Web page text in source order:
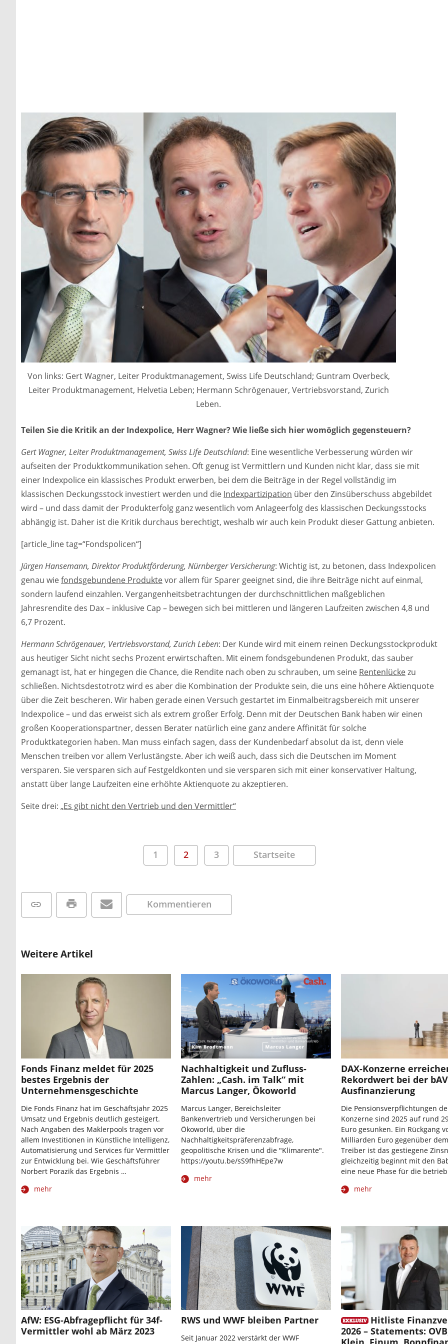
Von links: Gert Wagner, Leiter Produktmanagement, Swiss Life Deutschland; Guntram Overbeck,
Leiter Produktmanagement, Helvetia Leben; Hermann Schrögenauer, Vertriebsvorstand, Zurich
Leben.
Teilen Sie die Kritik an der Indexpolice, Herr Wagner? Wie ließe sich hier womöglich gegensteuern?
Gert Wagner, Leiter Produktmanagement, Swiss Life Deutschland: Eine wesentliche Verbesserung würden wir
aufseiten der Produktkommunikation sehen. Oft genug ist Vermittlern und Kunden nicht klar, dass sie mit
einer Indexpolice ein klassisches Produkt erwerben, bei dem die Beiträge in der Regel vollständig im
klassischen Deckungsstock investiert werden und die Indexpartizipation über den Zinsüberschuss abgebildet
wird – und dass damit der Produkterfolg ganz wesentlich vom Anlageerfolg des klassischen Deckungsstocks
abhängig ist. Daher ist die Kritik durchaus berechtigt, weshalb wir auch kein Produkt dieser Gattung anbieten.
[article_line tag=“Fondspolicen“]
Jürgen Hansemann, Direktor Produktförderung, Nürnberger Versicherung: Wichtig ist, zu betonen, dass Indexpolicen
genau wiefondsgebundene Produktevor allem für Sparer geeignet sind, die ihre Beiträge nicht auf einmal,
sondern laufend einzahlen. Vergangenheitsbetrachtungen der durchschnittlichen maßgeblichen
Jahresrendite des Dax – inklusive Cap – bewegen sich bei mittleren und längeren Laufzeiten zwischen 4,8 und
6,7 Prozent.
Hermann Schrögenauer, Vertriebsvorstand, Zurich Leben: Der Kunde wird mit einem reinen Deckungsstockprodukt
aus heutiger Sicht nicht sechs Prozent erwirtschaften. Mit einem fondsgebundenen Produkt, das sauber
gemanagt ist, hat er hingegen die Chance, die Rendite nach oben zu schrauben, um seine Rentenlückezu
schließen. Nichtsdestotrotz wird es aber die Kombination der Produkte sein, die uns eine höhere Aktienquote
über die Zeit bescheren. Wir haben gerade einen Versuch gestartet im Einmalbeitragsbereich mit unserer
Indexpolice – und das erweist sich als extrem großer Erfolg. Denn mit der Deutschen Bank haben wir einen
großen Kooperationspartner, dessen Berater natürlich eine ganz andere Affinität für solche
Produktkategorien haben. Man muss einfach sagen, dass der Kundenbedarf absolut da ist, denn viele
Menschen treiben vor allem Verlustängste. Aber ich weiß auch, dass sich die Deutschen im Moment
versparen. Sie versparen sich auf Festgeldkonten und sie versparen sich mit einer konservativer Haltung,
anstatt über lange Laufzeiten eine erhöhte Aktienquote zu akzeptieren.
Seite drei: „Es gibt nicht den Vertrieb und den Vermittler“
1 2 3 Startseite
Kommentieren
Weitere Artikel
Fonds Finanz meldet für 2025
bestes Ergebnis der
Unternehmensgeschichte
Die Fonds Finanz hat im Geschäftsjahr 2025
Umsatz und Ergebnis deutlich gesteigert.
Nach Angaben des Maklerpools tragen vor
allem Investitionen in Künstliche Intelligenz,
Automatisierung und Services für Vermittler
zur Entwicklung bei. Wie Geschäftsführer
Norbert Porazik das Ergebnis …
mehr
Nachhaltigkeit und Zufluss-
Zahlen: „Cash. im Talk“ mit
Marcus Langer, Ökoworld
Marcus Langer, Bereichsleiter
Bankenvertrieb und Versicherungen bei
Ökoworld, über die
Nachhaltigkeitspräferenzabfrage,
geopolitische Krisen und die "Klimarente".
https://youtu.be/sS9fhHEpe7w
mehr
DAX-Konzerne
Rekordwert bei der
Ausfinanzierung
Die Pensionsverpflichtungen
Konzerne sind 2025 auf rund
Euro gesunken. Ein Rückgang
Milliarden Euro gegenüber
Treiber ist das gestiegene
gleichzeitig beginnt mit den
eine neue Phase für die
mehr
AfW: ESG-Abfragepflicht für 34f-
Vermittler wohl ab März 2023
RWS und WWF bleiben Partner
Seit Januar 2022 verstärkt der WWF
Hitliste
2026 – Statements: